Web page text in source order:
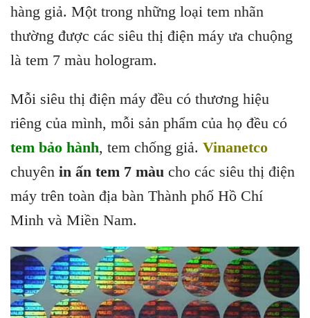
hàng giả. Một trong những loại tem nhãn
thường được các siêu thị điện máy ưa chuộng
là tem 7 màu hologram.
Mỗi siêu thị điện máy đều có thương hiệu
riêng của mình, mỗi sản phẩm của họ đều có
tem bảo hành, tem chống giả. Vinanetco
chuyên in ấn tem 7 màu cho các siêu thị điện
máy trên toàn địa bàn Thành phố Hồ Chí
Minh và Miền Nam.